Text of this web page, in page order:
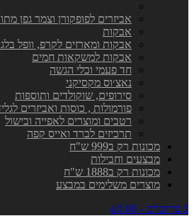
אביזרים לפופקורן וצמר גפן
אבקות
אבקות ומארזים לקרפ, וופל
אבקות למשקאות חמים
חד פעמי וכלי הגשה
נאצ׳וס מקסיקני
סירופים, שוקולדים ותוספות
פורמולות , כוסות ואביזרים
רטבים ומוצרים לאפייה ובישול
תרכיזים לברד ואייס קפה
מכונות רק ב999 ש"ח
מבצעים וחבילות
מכונות רק ב1888 ש"ח
מוצרים משלימים במבצע
0 פריט\ים - ₪0.00